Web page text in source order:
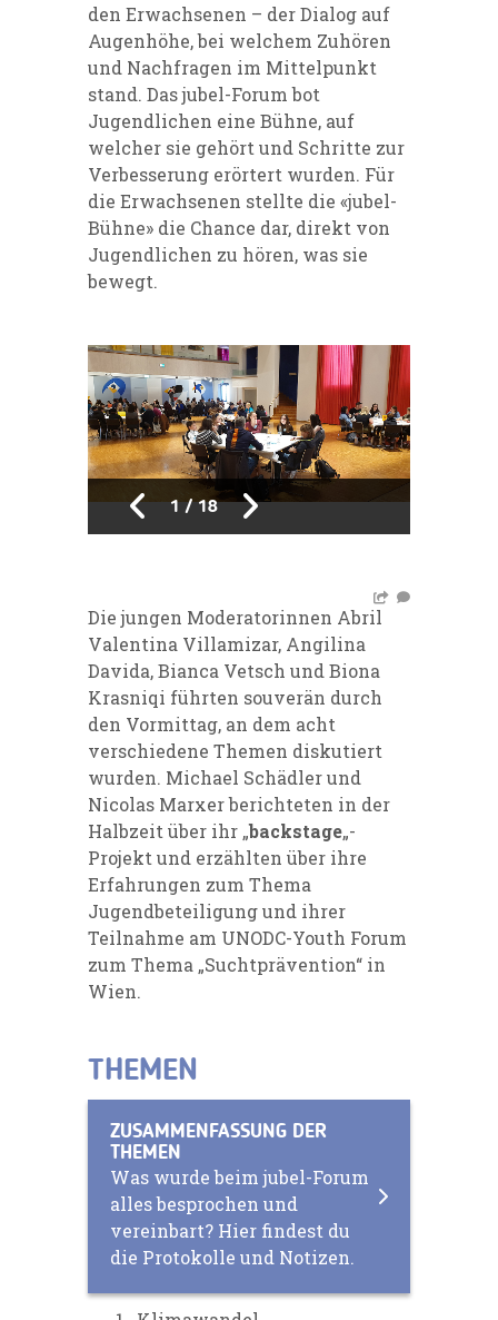
den Erwachsenen – der Dialog auf
Augenhöhe, bei welchem Zuhören
und Nachfragen im Mittelpunkt
stand. Das jubel-Forum bot
Jugendlichen eine Bühne, auf
welcher sie gehört und Schritte zur
Verbesserung erörtert wurden. Für
die Erwachsenen stellte die «jubel-
Bühne» die Chance dar, direkt von
Jugendlichen zu hören, was sie
bewegt.
1/18
Die jungen Moderatorinnen Abril
Valentina Villamizar, Angilina
Davida, Bianca Vetsch und Biona
Krasniqi führten souverän durch
den Vormittag, an dem acht
verschiedene Themen diskutiert
wurden. Michael Schädler und
Nicolas Marxer berichteten in der
Halbzeit über ihr „backstage„-
Projekt und erzählten über ihre
Erfahrungen zum Thema
Jugendbeteiligung und ihrer
Teilnahme am UNODC-Youth Forum
zum Thema „Suchtprävention“ in
Wien.
THEMEN
ZUSAMMENFASSUNG DER
THEMEN
Was wurde beim jubel-Forum
alles besprochen und
vereinbart? Hier findest du
die Protokolle und Notizen.